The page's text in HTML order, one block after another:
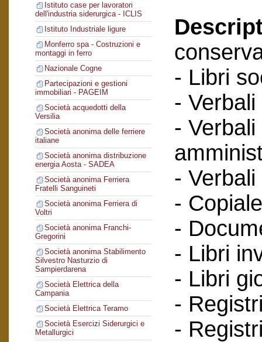
Istituto case per lavoratori
dell'industria siderurgica - ICLIS
Istituto Industriale ligure
Monferro spa - Costruzioni e
montaggi in ferro
Nazionale Cogne
Partecipazioni e gestioni
immobiliari - PAGEIM
Società acquedotti della
Versilia
Società anonima delle ferriere
italiane
Società anonima distribuzione
energia Aosta - SADEA
Società anonima Ferriera
Fratelli Sanguineti
Società anonima Ferriera di
Voltri
Società anonima Franchi-
Gregorini
Società anonima Stabilimento
Silvestro Nasturzio di
Sampierdarena
Società Elettrica della
Campania
Società Elettrica Teramo
Società Esercizi Siderurgici e
Metallurgici
- Libri
-
-
-
-
-
- Libri
- Libri
-
-